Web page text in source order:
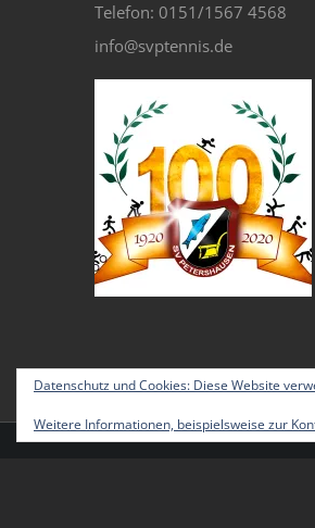
Telefon: 0151/1567 4568
info@svptennis.de
Datenschutz und Cookies: Diese Website
Weitere Informationen, beispielsweise zur